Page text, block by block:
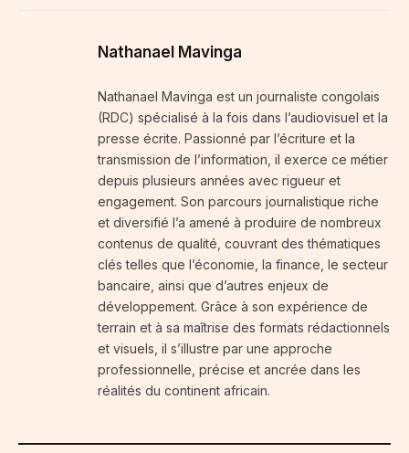
Nathanael Mavinga
Nathanael Mavinga est un journaliste congolais
(RDC) spécialisé à la fois dans l’audiovisuel et la
presse écrite. Passionné par l’écriture et la
transmission de l’information, il exerce ce métier
depuis plusieurs années avec rigueur et
engagement. Son parcours journalistique riche
et diversifié l’a amené à produire de nombreux
contenus de qualité, couvrant des thématiques
clés telles que l’économie, la finance, le secteur
bancaire, ainsi que d’autres enjeux de
développement. Grâce à son expérience de
terrain et à sa maîtrise des formats rédactionnels
et visuels, il s’illustre par une approche
professionnelle, précise et ancrée dans les
réalités du continent africain.